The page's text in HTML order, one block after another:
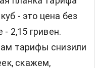
- это цена без
2,15 гривен.
тарифы снизили
скажем,